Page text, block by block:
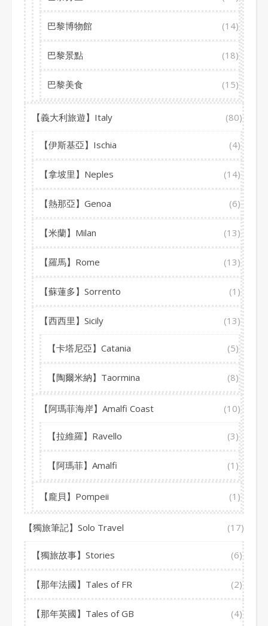
巴黎博物館 (14)
巴黎景點 (18)
巴黎美食 (15)
【義大利旅遊】Italy (80)
【伊斯基亞】Ischia (4)
【拿坡里】Neples (14)
【熱那亞】Genoa (6)
【米蘭】Milan (13)
【羅馬】Rome (13)
【蘇蓮多】Sorrento (1)
【西西里】Sicily (13)
【卡塔尼亞】Catania (5)
【陶爾米納】Taormina (8)
【阿瑪菲海岸】Amalfi Coast (10)
【拉維羅】Ravello (3)
【阿瑪菲】Amalfi (1)
【龐貝】Pompeii (1)
【獨旅筆記】Solo Travel (17)
【獨旅故事】Stories (6)
【那年法國】Tales of FR (2)
【那年英國】Tales of GB (4)